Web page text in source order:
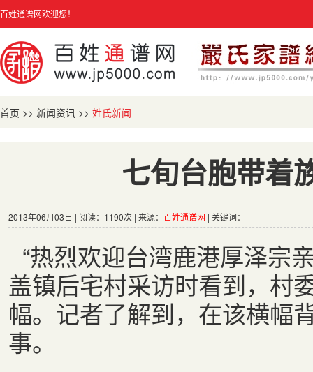
百姓通谱网欢迎您！
首页 >> 新闻资讯 >> 姓氏新闻
七旬台胞带着
2013年06月03日 | 阅读：1190次 | 来源： 百姓通谱网 | 关键词：
“热烈欢迎台湾鹿港厚泽宗
盖镇后宅村采访时看到，村
幅。记者了解到，在该横幅
事。